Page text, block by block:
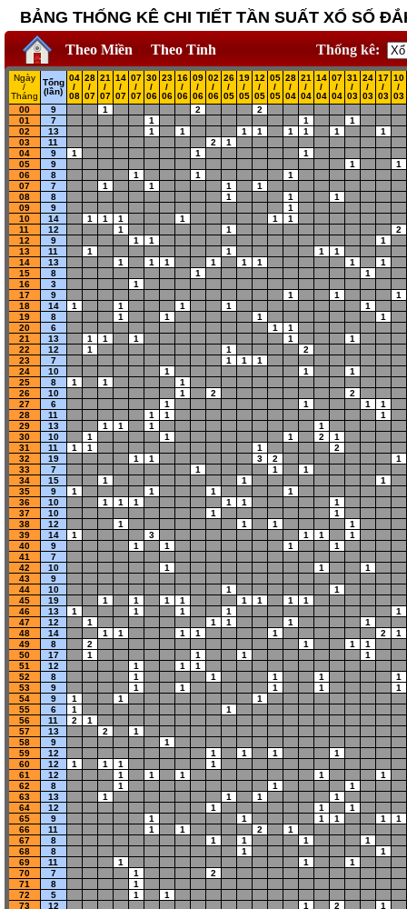
BẢNG THỐNG KÊ CHI TIẾT TẦN SUẤT XỔ SỐ
Theo Miền Theo Tỉnh Thống kê:
Ngày
/
Tháng
Tổng
(lần)
04
/
08
28
/
07
21
/
07
14
/
07
07
/
07
30
/
06
23
/
06
16
/
06
09
/
06
02
/
06
26
/
05
19
/
05
12
/
05
05
/
05
28
/
04
21
/
04
14
/
04
07
/
04
31
/
03
24
/
03
17
/
03
10
/
03
00
9 1 2
2
01
7 1 1
1
02
13 1 1 1 1 1 1 1
1
03
11 2
1
04
9 1 1
1
05
9 1
1
06
8 1 1
1
07
7 1 1 1
1
08
8 1 1
1
09
9
1
10
14 1 1 1 1 1
1
11
12 1 1
2
12
9 1 1
1
13
11 1 1 1
1
14
13 1 1 1 1 1 1 1
1
15
8 1
1
16
3
1
17
9 1 1
1
18
14 1 1 1 1
1
19
8 1 1 1
1
20
6 1
1
21
13 1 1 1 1
1
22
12 1 1
2
23
7 1 1
1
24
10 1 1
1
25
8 1 1
1
26
10 1 2
2
27
6 1 1 1
1
28
11 1 1
1
29
13 1 1 1
1
30
10 1 1 1 2
1
31
11 1 1 1
2
32
19 1 1 3 2
1
33
7 1 1
1
34
15 1 1
1
35
9 1 1 1
1
36
10 1 1 1 1 1
1
37
10 1
1
38
12 1 1 1
1
39
14 1 3 1 1
1
40
9 1 1 1
1
41
7
42
10 1 1
1
43
9
44
10 1
1
45
19 1 1 1 1 1 1 1
1
46
13 1 1 1 1
1
47
12 1 1 1 1
1
48
14 1 1 1 1 1 2
1
49
8 2 1 1
1
50
17 1 1 1
1
51
12 1 1
1
52
8 1 1 1 1
1
53
9 1 1 1 1
1
54
9 1 1
1
55
6 1
1
56
11 2
1
57
13 2
1
58
9
1
59
12 1 1 1
1
60
12 1 1 1
1
61
12 1 1 1 1
1
62
8 1 1
1
63
13 1 1 1
1
64
12 1 1
1
65
9 1 1 1 1 1
1
66
11 1 1 2
1
67
8 1 1 1
1
68
8 1
1
69
11 1 1
1
70
7 1
2
71
8
1
72
5 1
1
73
12 1 2
1